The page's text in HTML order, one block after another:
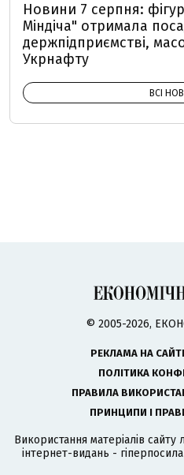
Новини 7 серпня:
Міндіча" отримала
держпідприємстві,
Укрнафту
ВСІ
© 2005-2026,
РЕКЛАМА НА САЙТІ
ПОЛІТИКА
ПРАВИЛА
ПРИНЦИПИ І
Використання матеріалів
інтернет-видань -